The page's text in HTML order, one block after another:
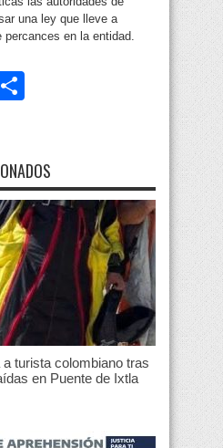
una ley que lleve a
percances en la entidad.
WhatsApp
turista colombiano tras
en Puente de Ixtla